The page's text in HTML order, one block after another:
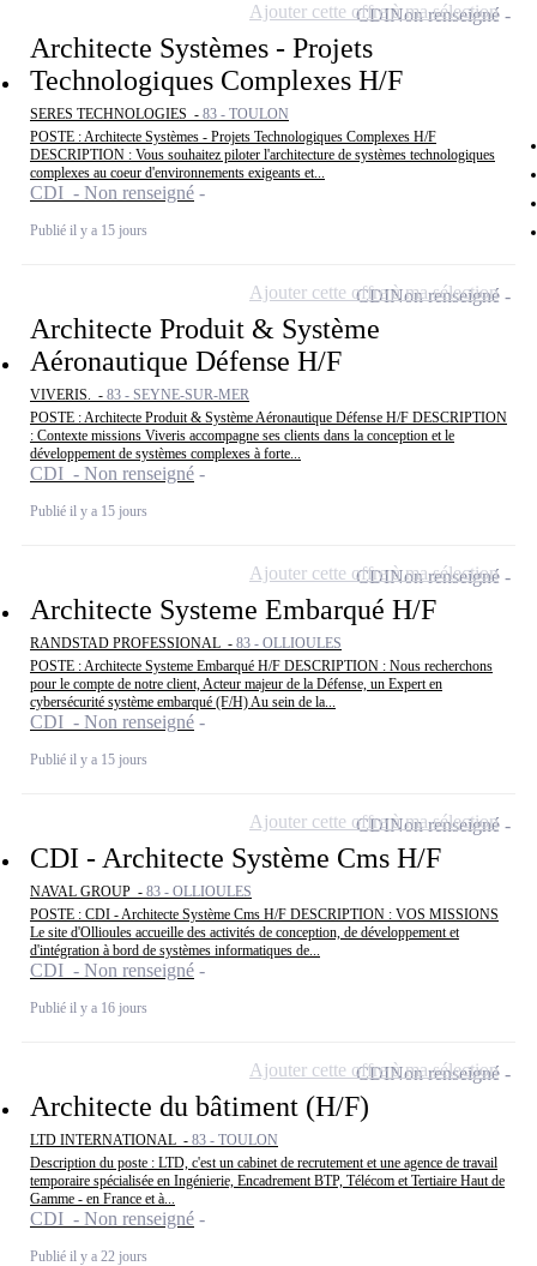
Architecte Systèmes - Projets
Technologiques Complexes H/F
SERES TECHNOLOGIES - 83 - TOULON
POSTE : Architecte Systèmes - Projets Technologiques Complexes H/F
DESCRIPTION : Vous souhaitez piloter l'architecture de systèmes technologiques
complexes au coeur d'environnements exigeants et...
CDI - Non renseigné
Publié il y a 15 jours
CDINon renseigné
Ajouter cette offre à ma sélection
Architecte Produit & Système
Aéronautique Défense H/F
VIVERIS. - 83 - SEYNE-SUR-MER
POSTE : Architecte Produit & Système Aéronautique Défense H/F DESCRIPTION
: Contexte missions Viveris accompagne ses clients dans la conception et le
développement de systèmes complexes à forte...
CDI - Non renseigné
Publié il y a 15 jours
CDINon renseigné
Ajouter cette offre à ma sélection
Architecte Systeme Embarqué H/F
RANDSTAD PROFESSIONAL - 83 - OLLIOULES
POSTE : Architecte Systeme Embarqué H/F DESCRIPTION : Nous recherchons
pour le compte de notre client, Acteur majeur de la Défense, un Expert en
cybersécurité système embarqué (F/H) Au sein de la...
CDI - Non renseigné
Publié il y a 15 jours
CDINon renseigné
Ajouter cette offre à ma sélection
CDI - Architecte Système Cms H/F
NAVAL GROUP - 83 - OLLIOULES
POSTE : CDI - Architecte Système Cms H/F DESCRIPTION : VOS MISSIONS
Le site d'Ollioules accueille des activités de conception, de développement et
d'intégration à bord de systèmes informatiques de...
CDI - Non renseigné
Publié il y a 16 jours
CDINon renseigné
Ajouter cette offre à ma sélection
Architecte du bâtiment (H/F)
LTD INTERNATIONAL - 83 - TOULON
Description du poste : LTD, c'est un cabinet de recrutement et une agence de travail
temporaire spécialisée en Ingénierie, Encadrement BTP, Télécom et Tertiaire Haut de
Gamme - en France et à...
CDI - Non renseigné
Publié il y a 22 jours
CDINon renseigné
Ajouter cette offre à ma sélection